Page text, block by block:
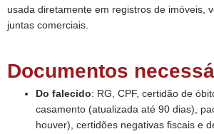
usada diretamente em registros de imóveis,
juntas comerciais.
Documentos
Do falecido: RG, CPF, certidão de
casamento (atualizada até 90 dias),
houver), certidões negativas fiscais e